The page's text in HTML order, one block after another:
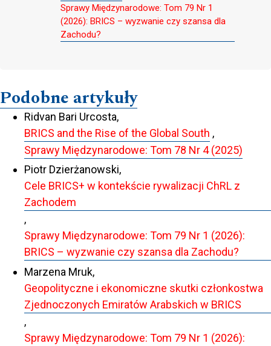
Sprawy Międzynarodowe: Tom 79 Nr 1
(2026): BRICS – wyzwanie czy szansa dla
Zachodu?
Podobne artykuły
Ridvan Bari Urcosta,
BRICS and the Rise of the Global South ,
Sprawy Międzynarodowe: Tom 78 Nr 4 (2025)
Piotr Dzierżanowski,
Cele BRICS+ w kontekście rywalizacji ChRL z
Zachodem
,
Sprawy Międzynarodowe: Tom 79 Nr 1 (2026):
BRICS – wyzwanie czy szansa dla Zachodu?
Marzena Mruk,
Geopolityczne i ekonomiczne skutki członkostwa
Zjednoczonych Emiratów Arabskich w BRICS
,
Sprawy Międzynarodowe: Tom 79 Nr 1 (2026):